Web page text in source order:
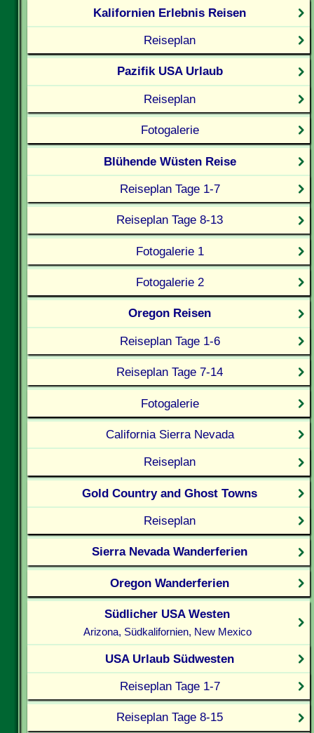
Kalifornien Erlebnis Reisen
Reiseplan
Pazifik USA Urlaub
Reiseplan
Fotogalerie
Blühende Wüsten Reise
Reiseplan Tage 1-7
Reiseplan Tage 8-13
Fotogalerie 1
Fotogalerie 2
Oregon Reisen
Reiseplan Tage 1-6
Reiseplan Tage 7-14
Fotogalerie
California Sierra Nevada
Reiseplan
Gold Country and Ghost Towns
Reiseplan
Sierra Nevada Wanderferien
Oregon Wanderferien
Südlicher USA Westen
Arizona, Südkalifornien, New Mexico
USA Urlaub Südwesten
Reiseplan Tage 1-7
Reiseplan Tage 8-15